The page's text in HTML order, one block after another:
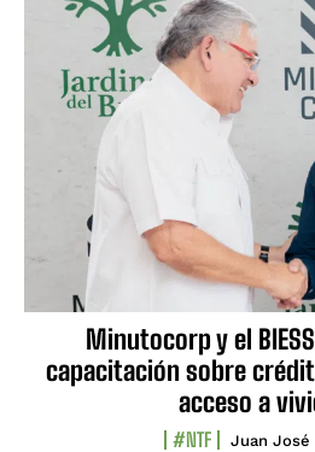
Minutocorp y el
capacitación sobre
acceso a
#NTF Juan José